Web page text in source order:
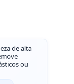
de alta
ou